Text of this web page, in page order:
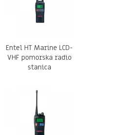
Entel HT Marine LCD-
VHF pomorska radio
stanica